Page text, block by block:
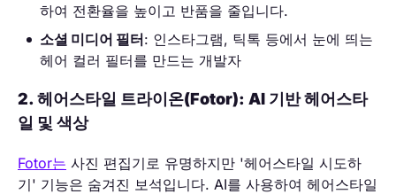
하여 전환율을 높이고 반품을 줄입니다.
소셜 미디어 필터: 인스타그램, 틱톡 등에서 눈에 띄는
헤어 컬러 필터를 만드는 개발자
2. 헤어스타일 트라이온(Fotor): AI 기반 헤어스타
일 및 색상
Fotor는 사진 편집기로 유명하지만 '헤어스타일 시도하
기' 기능은 숨겨진 보석입니다. AI를 사용하여 헤어스타일